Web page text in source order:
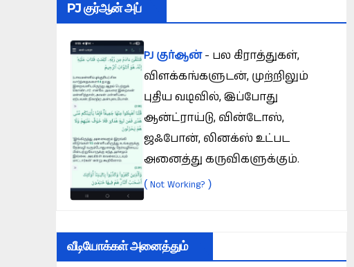
PJ குர்ஆன் அப்
PJ குர்ஆன்- பல கிராத்துகள்,
விளக்கங்களுடன், முற்றிலும்
புதிய வடிவில், இப்போது
ஆன்ட்ராய்டு, வின்டோஸ்,
ஜஃபோன், லினக்ஸ் உட்பட
அனைத்து கருவிகளுக்கும்.
( Not Working? )
வீடியோக்கள் அனைத்தும்